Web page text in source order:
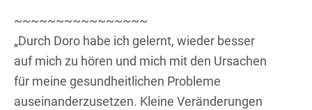
~~~~~~~~~~~~~~~~
„Durch Doro habe ich gelernt, wieder besser
auf mich zu hören und mich mit den Ursachen
für meine gesundheitlichen Probleme
auseinanderzusetzen. Kleine Veränderungen